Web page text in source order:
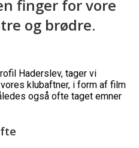
finger for vore
og brødre.
Haderslev, tager vi
klubaftner, i form af film
også ofte taget emner